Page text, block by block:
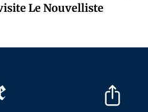
Le Nouvelliste